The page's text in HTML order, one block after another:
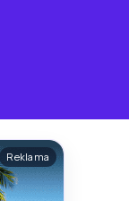
Reklama